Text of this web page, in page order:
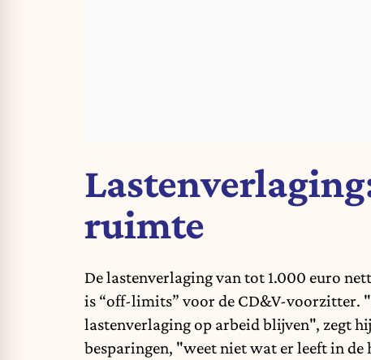
ruimte
De lastenverlaging van tot 1.000 euro
is “off-limits” voor de CD&V-voorzitter.
lastenverlaging op arbeid blijven", zegt
besparingen, "weet niet wat er leeft in